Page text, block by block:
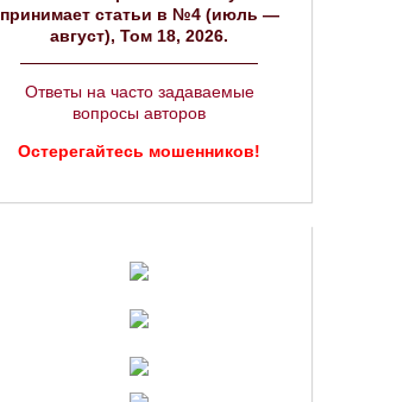
принимает статьи в №4 (июль —
август), Том 18, 2026.
Ответы на часто задаваемые
вопросы авторов
Остерегайтесь мошенников!